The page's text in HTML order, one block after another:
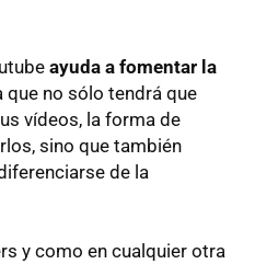
ayuda a fomentar la
que no sólo tendrá que
vídeos, la forma de
sino que también
de la
y como en cualquier otra